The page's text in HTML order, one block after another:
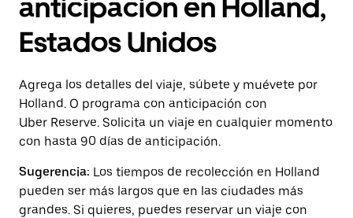
anticipación en Holland,
Estados Unidos
Agrega los detalles del viaje, súbete y muévete por
Holland. O programa con anticipación con
Uber Reserve. Solicita un viaje en cualquier momento
con hasta 90 días de anticipación.
Sugerencia: Los tiempos de recolección en Holland
pueden ser más largos que en las ciudades más
grandes. Si quieres, puedes reservar un viaje con